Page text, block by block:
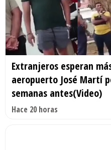
Extranjeros esperan
aeropuerto José Martí
semanas antes(Video)
Hace 20 horas